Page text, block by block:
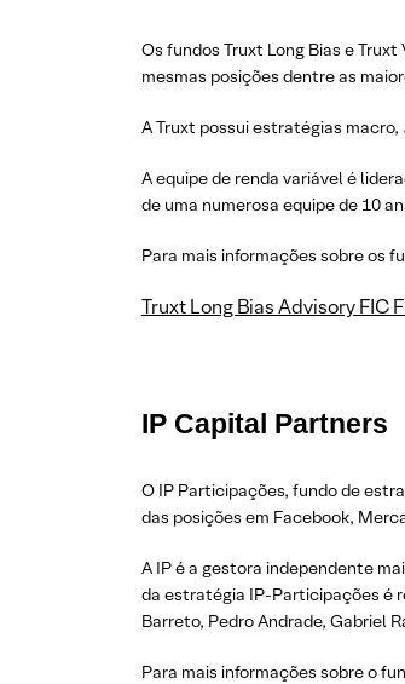
Os fundos Truxt Long Bias e
mesmas posições dentre as
A Truxt possui estratégias macro,
A equipe de renda variável é
de uma numerosa equipe de 10
Para mais informações sobre os
Truxt Long Bias Advisory FIC
IP Capital Partners
O IP Participações, fundo de
das posições em Facebook,
A IP é a gestora independente
da estratégia IP-Participações é
Barreto, Pedro Andrade, Gabriel
Para mais informações sobre o